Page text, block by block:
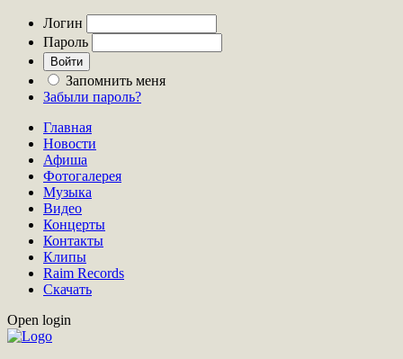
Логин
Пароль
Запомнить меня
Забыли пароль?
Главная
Новости
Афиша
Фотогалерея
Музыка
Видео
Концерты
Контакты
Клипы
Raim Records
Скачать
Open login